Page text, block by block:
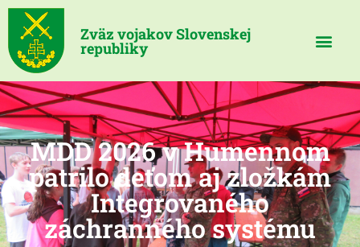
Zväz vojakov Slovenskej
republiky
MDD 2026 v Humennom
patrilo deťom aj zložkám
Integrovaného
záchranného systému